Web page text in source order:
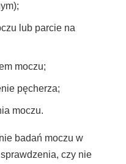
lub parcie na
moczu;
pęcherza;
moczu.
badań moczu w
czy nie